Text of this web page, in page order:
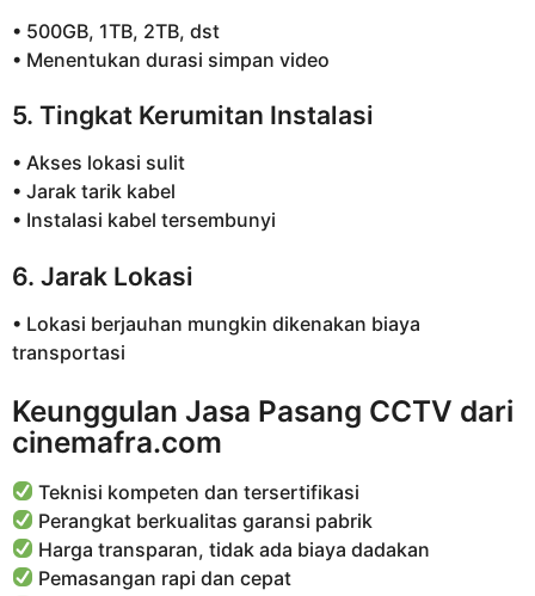
• 500GB, 1TB, 2TB, dst
• Menentukan durasi simpan video
5. Tingkat Kerumitan Instalasi
• Akses lokasi sulit
• Jarak tarik kabel
• Instalasi kabel tersembunyi
6. Jarak Lokasi
• Lokasi berjauhan mungkin dikenakan biaya
transportasi
Keunggulan Jasa Pasang CCTV dari
cinemafra.com
Teknisi kompeten dan tersertifikasi
Perangkat berkualitas garansi pabrik
Harga transparan, tidak ada biaya dadakan
Pemasangan rapi dan cepat